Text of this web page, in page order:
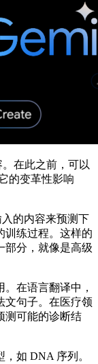
在此之前，可以
的变革性影响
的内容来预测下
训练过程。这样的
部分，就像是高级
在语言翻译中，
文句子。在医疗领
测可能的诊断结
如 DNA 序列。